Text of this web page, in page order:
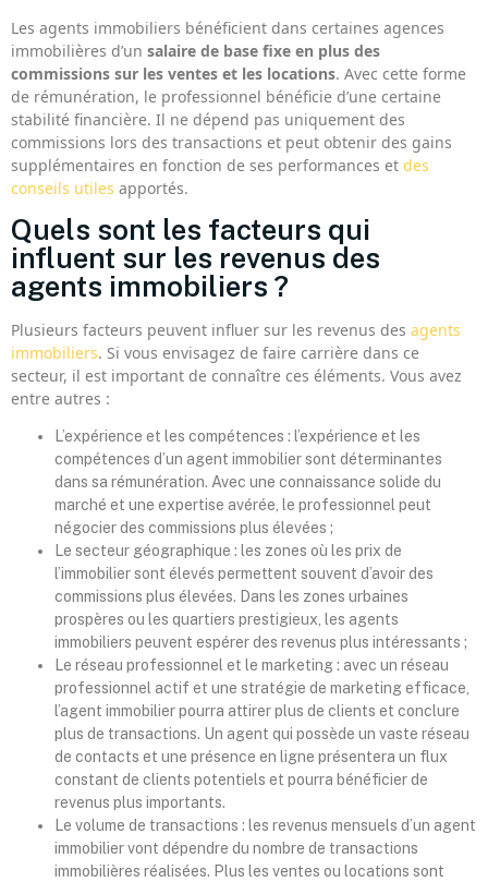
Les agents immobiliers bénéficient dans certaines agences
immobilières d’un salaire de base fixe en plus des
commissions sur les ventes et les locations. Avec cette forme
de rémunération, le professionnel bénéficie d’une certaine
stabilité financière. Il ne dépend pas uniquement des
commissions lors des transactions et peut obtenir des gains
supplémentaires en fonction de ses performances et des
conseils utiles apportés.
Quels sont les facteurs qui
influent sur les revenus des
agents immobiliers ?
Plusieurs facteurs peuvent influer sur les revenus des agents
immobiliers. Si vous envisagez de faire carrière dans ce
secteur, il est important de connaître ces éléments. Vous avez
entre autres :
L’expérience et les compétences : l’expérience et les
compétences d’un agent immobilier sont déterminantes
dans sa rémunération. Avec une connaissance solide du
marché et une expertise avérée, le professionnel peut
négocier des commissions plus élevées ;
Le secteur géographique : les zones où les prix de
l’immobilier sont élevés permettent souvent d’avoir des
commissions plus élevées. Dans les zones urbaines
prospères ou les quartiers prestigieux, les agents
immobiliers peuvent espérer des revenus plus intéressants ;
Le réseau professionnel et le marketing : avec un réseau
professionnel actif et une stratégie de marketing efficace,
l’agent immobilier pourra attirer plus de clients et conclure
plus de transactions. Un agent qui possède un vaste réseau
de contacts et une présence en ligne présentera un flux
constant de clients potentiels et pourra bénéficier de
revenus plus importants.
Le volume de transactions : les revenus mensuels d’un agent
immobilier vont dépendre du nombre de transactions
immobilières réalisées. Plus les ventes ou locations sont